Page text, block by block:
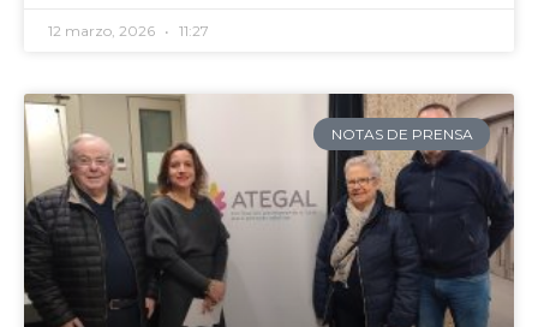
12 marzo, 2026 11:27
NOTAS DE PRENSA